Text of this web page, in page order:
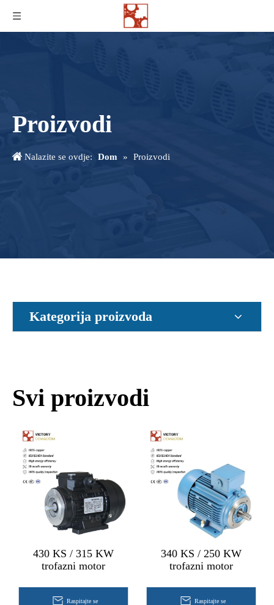
Proizvodi
Nalazite se ovdje: Dom » Proizvodi
Kategorija proizvoda
Svi proizvodi
430 KS / 315 KW
trofazni motor
Raspitajte se
340 KS / 250 KW
trofazni motor
Raspitajte se